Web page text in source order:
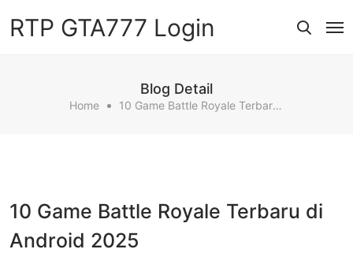
RTP GTA777 Login
Blog Detail
Home 10 Game Battle Royale Terbaru Di Android 2025
10 Game Battle Royale Terbaru di
Android 2025